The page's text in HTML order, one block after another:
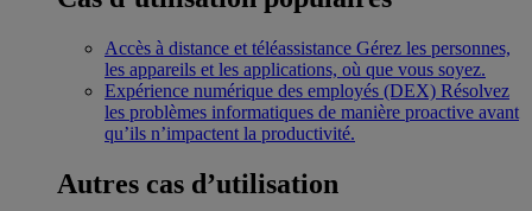
Accès à distance et téléassistance Gérez les personnes,
les appareils et les applications, où que vous soyez.
Expérience numérique des employés (DEX) Résolvez
les problèmes informatiques de manière proactive avant
qu’ils n’impactent la productivité.
Autres cas d’utilisation